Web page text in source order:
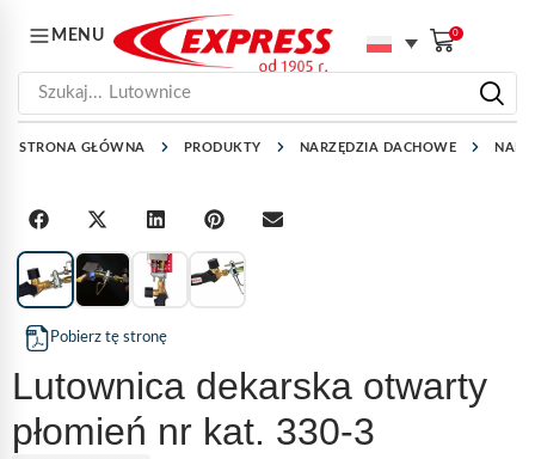
MENU 0
Szukaj... Lutownice
STRONA GŁÓWNA PRODUKTY NARZĘDZIA DACHOWE
Pobierz tę stronę
Lutownica dekarska otwarty
płomień nr kat. 330-3